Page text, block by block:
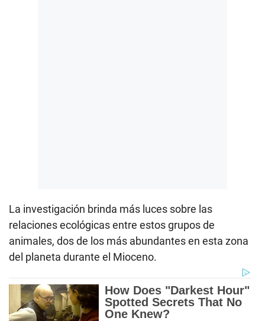
La investigación brinda más luces sobre las
relaciones ecológicas entre estos grupos de
animales, dos de los más abundantes en esta zona
del planeta durante el Mioceno.